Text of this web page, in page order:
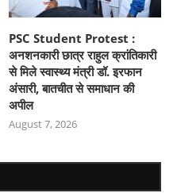
PSC Student Protest :
अनशनकारी छात्र राहुल क्रांतिकारी
से मिले स्वास्थ्य मंत्री डॉ. इरफान
अंसारी, बातचीत से समाधान की
अपील
August 7, 2026